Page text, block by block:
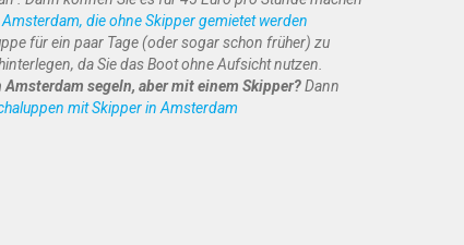
die ohne Skipper gemietet werden
für ein paar Tage (oder sogar schon früher) zu
da Sie das Boot ohne Aufsicht nutzen.
segeln, aber mit einem Skipper?Dann
mit Skipper in Amsterdam